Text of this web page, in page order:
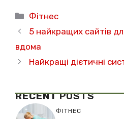
Категорії
Фітнес
5 найкращих сайтів
вдома
Найкращі дієтичні
RECENTPOSTS
ФІТНЕС